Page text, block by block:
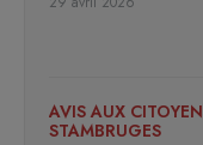
AVIS AUX
STAMBRUGES